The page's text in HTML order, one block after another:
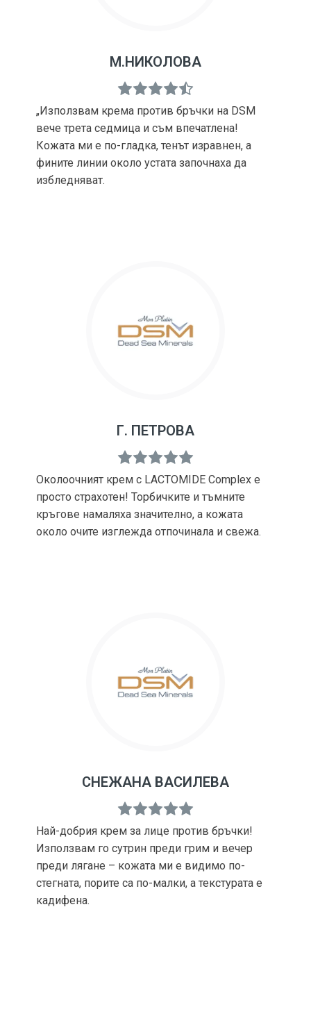
М.НИКОЛОВА
„Използвам крема против бръчки на DSM
вече трета седмица и съм впечатлена!
Кожата ми е по-гладка, тенът изравнен, а
фините линии около устата започнаха да
избледняват.
Г. ПЕТРОВА
Околоочният крем с LACTOMIDE Complex е
просто страхотен! Торбичките и тъмните
кръгове намаляха значително, а кожата
около очите изглежда отпочинала и свежа.
СНЕЖАНА ВАСИЛЕВА
Най-добрия крем за лице против бръчки!
Използвам го сутрин преди грим и вечер
преди лягане – кожата ми е видимо по-
стегната, порите са по-малки, а текстурата е
кадифена.